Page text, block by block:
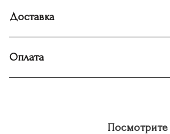
Доставка
Оплата
Посмотрите